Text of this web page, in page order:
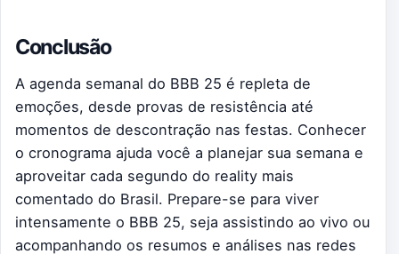
Conclusão
A agenda semanal do BBB 25 é repleta de
emoções, desde provas de resistência até
momentos de descontração nas festas. Conhecer
o cronograma ajuda você a planejar sua semana e
aproveitar cada segundo do reality mais
comentado do Brasil. Prepare-se para viver
intensamente o BBB 25, seja assistindo ao vivo ou
acompanhando os resumos e análises nas redes